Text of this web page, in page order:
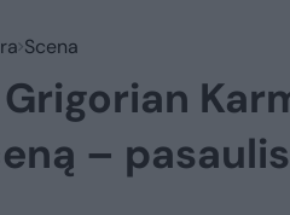
Scena
–